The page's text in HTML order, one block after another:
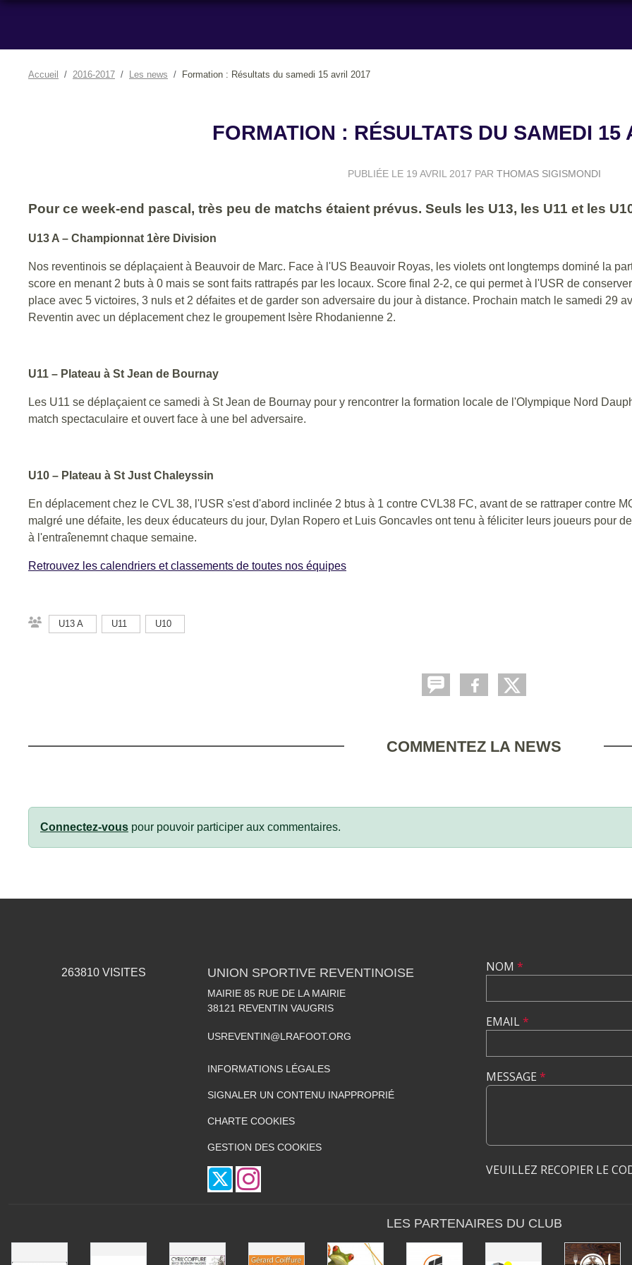
Accueil 2016-2017 Les news Formation : Résultats du samedi 15 avril 2017
FORMATION : RÉSULTATS DU SAMEDI 15
PUBLIÉE LE 19 AVRIL 2017 PAR THOMAS SIGISMONDI
Pour ce week-end pascal, très peu de matchs étaient prévus. Seuls les U13, les U11 et les
U13 A – Championnat 1ère Division
Nos reventinois se déplaçaient à Beauvoir de Marc. Face à l'US Beauvoir Royas, les violets ont longtemps dominé la
score en menant 2 buts à 0 mais se sont faits rattrapés par les locaux. Score final 2-2, ce qui permet à l'USR de
place avec 5 victoires, 3 nuls et 2 défaites et de garder son adversaire du jour à distance. Prochain match le samedi 29
Reventin avec un déplacement chez le groupement Isère Rhodanienne 2.
U11 – Plateau à St Jean de Bournay
Les U11 se déplaçaient ce samedi à St Jean de Bournay pour y rencontrer la formation locale de l'Olympique Nord
match spectaculaire et ouvert face à une bel adversaire.
U10 – Plateau à St Just Chaleyssin
En déplacement chez le CVL 38, l'USR s'est d'abord inclinée 2 btus à 1 contre CVL38 FC, avant de se rattraper contre
malgré une défaite, les deux éducateurs du jour, Dylan Ropero et Luis Goncavles ont tenu à féliciter leurs joueurs pour
à l'entraîenemnt chaque semaine.
Retrouvez les calendriers et classements de toutes nos équipes
U13 A U11 U10
COMMENTEZ LA NEWS
Connectez-vous pour pouvoir participer aux commentaires.
263810 VISITES UNION SPORTIVE REVENTINOISE
MAIRIE 85 RUE DE LA MAIRIE
38121 REVENTIN VAUGRIS
USREVENTIN@LRAFOOT.ORG
INFORMATIONS LÉGALES
SIGNALER UN CONTENU INAPPROPRIÉ
CHARTE COOKIES
GESTION DES COOKIES
NOM *
EMAIL*
MESSAGE *
VEUILLEZ RECOPIER LE
LES PARTENAIRES DU CLUB